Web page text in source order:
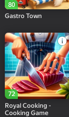
80
Gastro Town
72
Royal Cooking -
Cooking Game